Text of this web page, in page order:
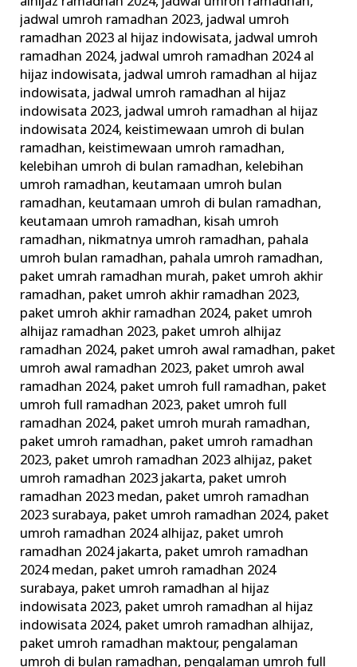
jadwal umroh ramadhan 2023, jadwal umroh
ramadhan 2023 al hijaz indowisata, jadwal umroh
ramadhan 2024, jadwal umroh ramadhan 2024 al
hijaz indowisata, jadwal umroh ramadhan al hijaz
indowisata, jadwal umroh ramadhan al hijaz
indowisata 2023, jadwal umroh ramadhan al hijaz
indowisata 2024, keistimewaan umroh di bulan
ramadhan, keistimewaan umroh ramadhan,
kelebihan umroh di bulan ramadhan, kelebihan
umroh ramadhan, keutamaan umroh bulan
ramadhan, keutamaan umroh di bulan ramadhan,
keutamaan umroh ramadhan, kisah umroh
ramadhan, nikmatnya umroh ramadhan, pahala
umroh bulan ramadhan, pahala umroh ramadhan,
paket umrah ramadhan murah, paket umroh akhir
ramadhan, paket umroh akhir ramadhan 2023,
paket umroh akhir ramadhan 2024, paket umroh
alhijaz ramadhan 2023, paket umroh alhijaz
ramadhan 2024, paket umroh awal ramadhan, paket
umroh awal ramadhan 2023, paket umroh awal
ramadhan 2024, paket umroh full ramadhan, paket
umroh full ramadhan 2023, paket umroh full
ramadhan 2024, paket umroh murah ramadhan,
paket umroh ramadhan, paket umroh ramadhan
2023, paket umroh ramadhan 2023 alhijaz, paket
umroh ramadhan 2023 jakarta, paket umroh
ramadhan 2023 medan, paket umroh ramadhan
2023 surabaya, paket umroh ramadhan 2024, paket
umroh ramadhan 2024 alhijaz, paket umroh
ramadhan 2024 jakarta, paket umroh ramadhan
2024 medan, paket umroh ramadhan 2024
surabaya, paket umroh ramadhan al hijaz
indowisata 2023, paket umroh ramadhan al hijaz
indowisata 2024, paket umroh ramadhan alhijaz,
paket umroh ramadhan maktour, pengalaman
umroh di bulan ramadhan, pengalaman umroh full